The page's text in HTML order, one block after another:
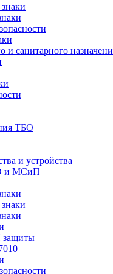
и санитарного
ТБО
и устройства
и МСиП